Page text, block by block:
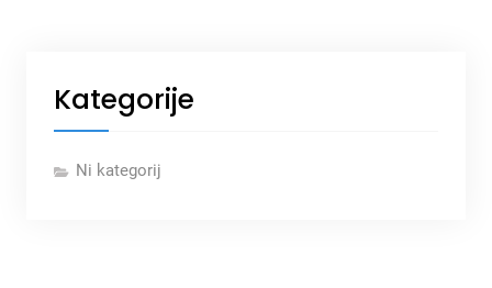
Kategorije
Ni kategorij